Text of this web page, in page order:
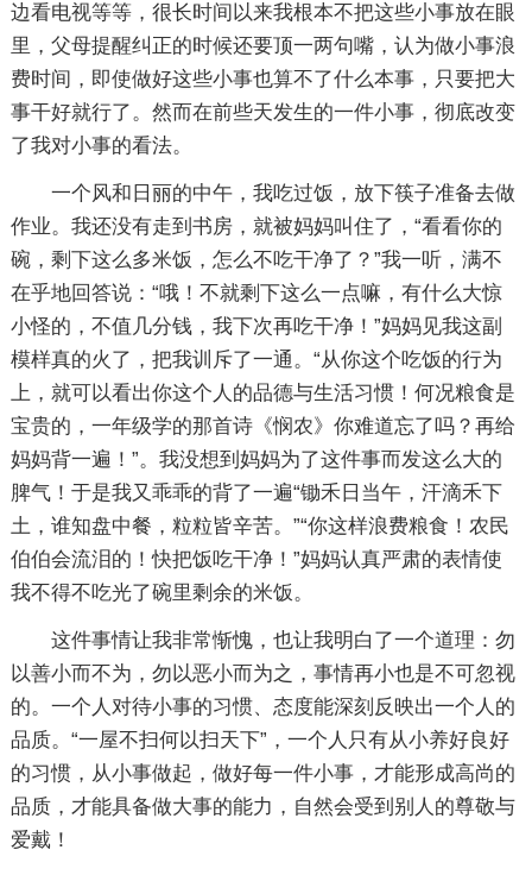
边看电视等等，很长时间以来我根本不把这些小事放在眼
里，父母提醒纠正的时候还要顶一两句嘴，认为做小事浪
费时间，即使做好这些小事也算不了什么本事，只要把大
事干好就行了。然而在前些天发生的一件小事，彻底改变
了我对小事的看法。
一个风和日丽的中午，我吃过饭，放下筷子准备去做
作业。我还没有走到书房，就被妈妈叫住了，“看看你的
碗，剩下这么多米饭，怎么不吃干净了？”我一听，满不
在乎地回答说：“哦！不就剩下这么一点嘛，有什么大惊
小怪的，不值几分钱，我下次再吃干净！”妈妈见我这副
模样真的火了，把我训斥了一通。“从你这个吃饭的行为
上，就可以看出你这个人的品德与生活习惯！何况粮食是
宝贵的，一年级学的那首诗《悯农》你难道忘了吗？再给
妈妈背一遍！”。我没想到妈妈为了这件事而发这么大的
脾气！于是我又乖乖的背了一遍“锄禾日当午，汗滴禾下
土，谁知盘中餐，粒粒皆辛苦。”“你这样浪费粮食！农民
伯伯会流泪的！快把饭吃干净！”妈妈认真严肃的表情使
我不得不吃光了碗里剩余的米饭。
这件事情让我非常惭愧，也让我明白了一个道理：勿
以善小而不为，勿以恶小而为之，事情再小也是不可忽视
的。一个人对待小事的习惯、态度能深刻反映出一个人的
品质。“一屋不扫何以扫天下”，一个人只有从小养好良好
的习惯，从小事做起，做好每一件小事，才能形成高尚的
品质，才能具备做大事的能力，自然会受到别人的尊敬与
爱戴！